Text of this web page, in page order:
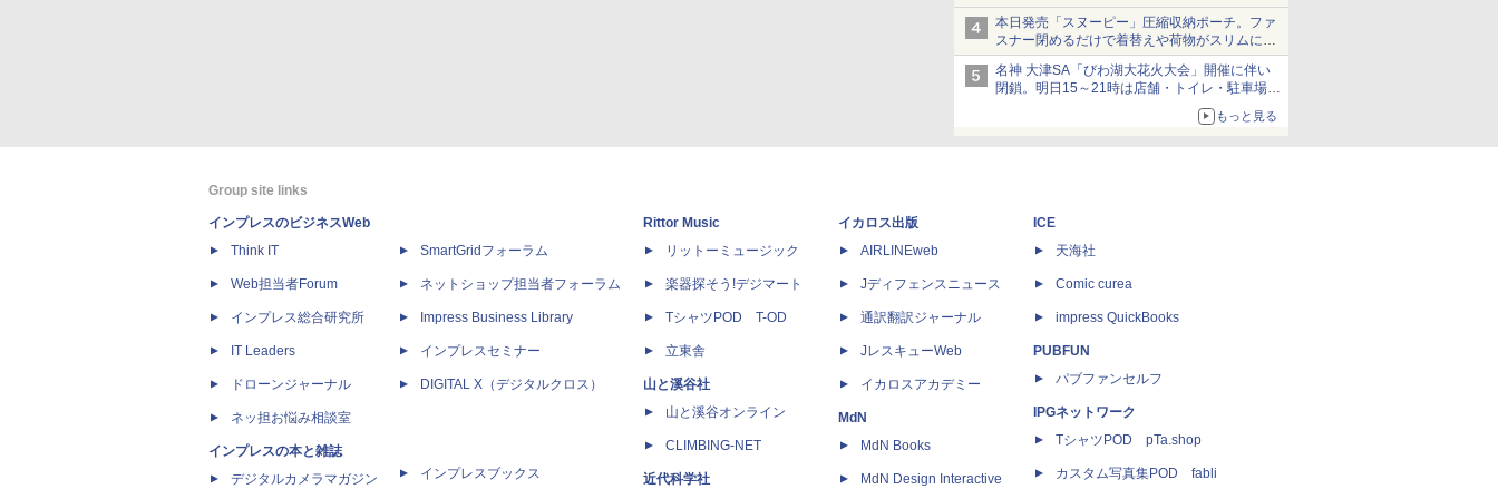
本日発売「スヌーピー」圧縮収納ポーチ。ファ
スナー閉めるだけで着替えや荷物がスリムにま
とまる
名神 大津SA「びわ湖大花火大会」開催に伴い
閉鎖。明日15～21時は店舗・トイレ・駐車場の
もっと見る
Group site links
インプレスのビジネスWeb
Think IT
Web担当者Forum
インプレス総合研究所
IT Leaders
ドローンジャーナル
ネッ担お悩み相談室
インプレスの本と雑誌
デジタルカメラマガジン
SmartGridフォーラム
ネットショップ担当者フォーラム
Impress Business Library
インプレスセミナー
DIGITAL X（デジタルクロス）
インプレスブックス
Rittor Music
リットーミュージック
楽器探そう!デジマート
TシャツPOD T-OD
立東舎
山と溪谷社
山と溪谷オンライン
CLIMBING-NET
近代科学社
イカロス出版
AIRLINEweb
Jディフェンスニュース
通訳翻訳ジャーナル
JレスキューWeb
イカロスアカデミー
MdN
MdN Books
MdN Design Interactive
ICE
天海社
Comic curea
impress QuickBooks
PUBFUN
パブファンセルフ
IPGネットワーク
TシャツPOD pTa.shop
カスタム写真集POD fabli